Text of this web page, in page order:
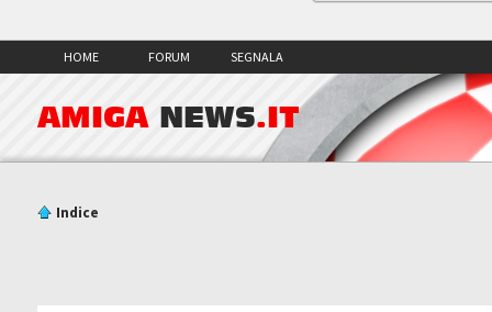
HOME FORUM SEGNALA
AMIGA NEWS.IT
Indice